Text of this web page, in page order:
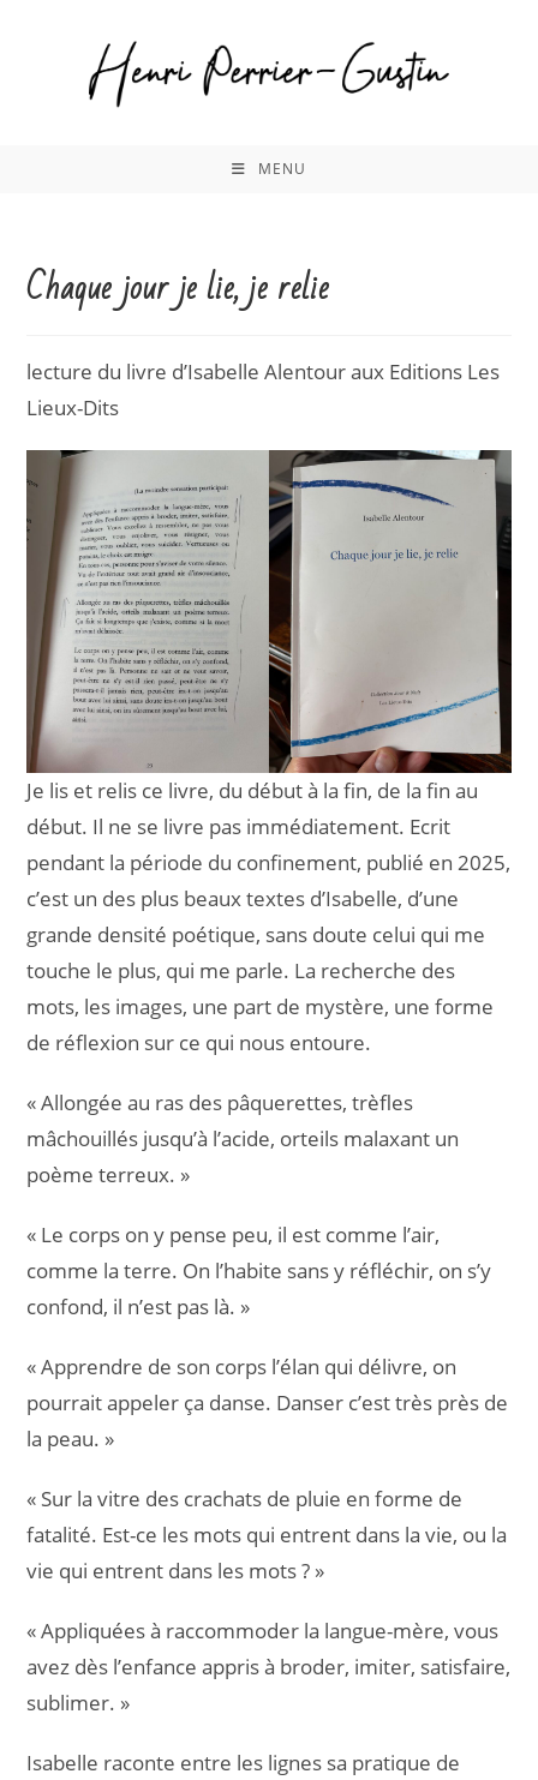
MENU
Chaque jour je lie, je relie
lecture du livre d’Isabelle Alentour aux Editions Les
Lieux-Dits
Je lis et relis ce livre, du début à la fin, de la fin au
début. Il ne se livre pas immédiatement. Ecrit
pendant la période du confinement, publié en 2025,
c’est un des plus beaux textes d’Isabelle, d’une
grande densité poétique, sans doute celui qui me
touche le plus, qui me parle. La recherche des
mots, les images, une part de mystère, une forme
de réflexion sur ce qui nous entoure.
« Allongée au ras des pâquerettes, trèfles
mâchouillés jusqu’à l’acide, orteils malaxant un
poème terreux. »
« Le corps on y pense peu, il est comme l’air,
comme la terre. On l’habite sans y réfléchir, on s’y
confond, il n’est pas là. »
« Apprendre de son corps l’élan qui délivre, on
pourrait appeler ça danse. Danser c’est très près de
la peau. »
« Sur la vitre des crachats de pluie en forme de
fatalité. Est-ce les mots qui entrent dans la vie, ou la
vie qui entrent dans les mots ? »
« Appliquées à raccommoder la langue-mère, vous
avez dès l’enfance appris à broder, imiter, satisfaire,
sublimer. »
Isabelle raconte entre les lignes sa pratique de